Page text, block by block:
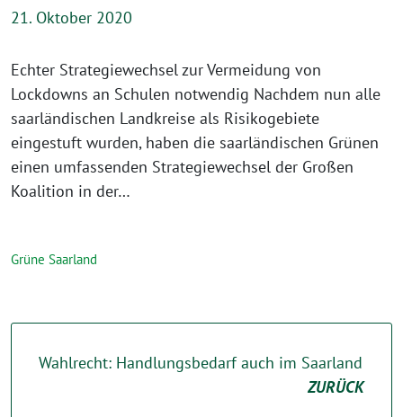
21. Oktober 2020
Echter Strategiewechsel zur Vermeidung von
Lockdowns an Schulen notwendig Nachdem nun alle
saarländischen Landkreise als Risikogebiete
eingestuft wurden, haben die saarländischen Grünen
einen umfassenden Strategiewechsel der Großen
Koalition in der…
Grüne Saarland
Wahlrecht: Handlungsbedarf auch im Saarland
ZURÜCK